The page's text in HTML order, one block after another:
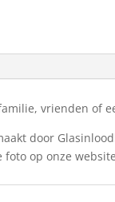
vrienden
door
op onze